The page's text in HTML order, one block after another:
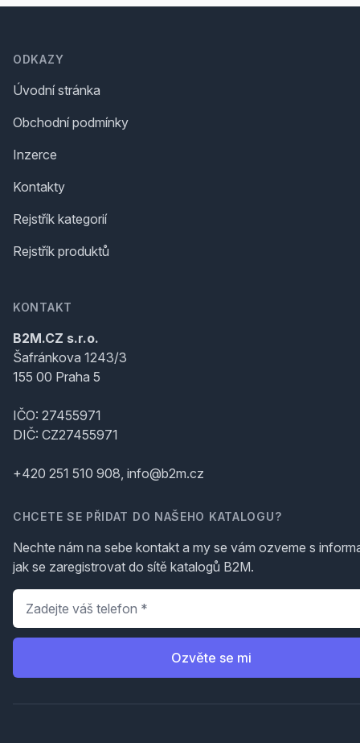
ODKAZY
Úvodní stránka
Obchodní podmínky
Inzerce
Kontakty
Rejstřík kategorií
Rejstřík produktů
KONTAKT
B2M.CZ s.r.o.
Šafránkova 1243/3
155 00 Praha 5
IČO: 27455971
DIČ: CZ27455971
+420 251 510 908, info@b2m.cz
CHCETE SE PŘIDAT DO NAŠEHO KATALOGU?
Nechte nám na sebe kontakt a my se vám ozveme s
jak se zaregistrovat do sítě katalogů B2M.
Telefon
Ozvěte se mi